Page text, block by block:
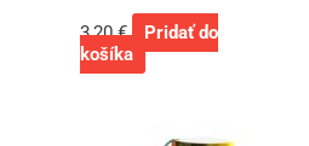
3,20€
Pridať do
košíka